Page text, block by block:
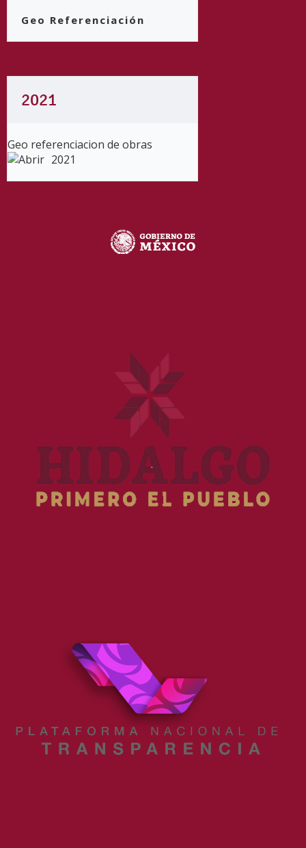
Geo Referenciación
2021
Geo referenciacion de obras
2021